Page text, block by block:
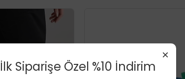
×
İlk Siparişe Özel %10 İndirim